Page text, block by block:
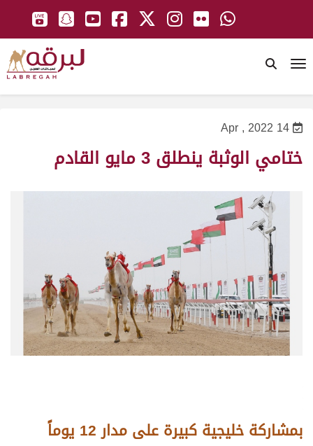
14 Apr , 2022
ختامي الوثبة ينطلق 3 مايو القادم
بمشاركة خليجية كبيرة على مدار 12 يوماً